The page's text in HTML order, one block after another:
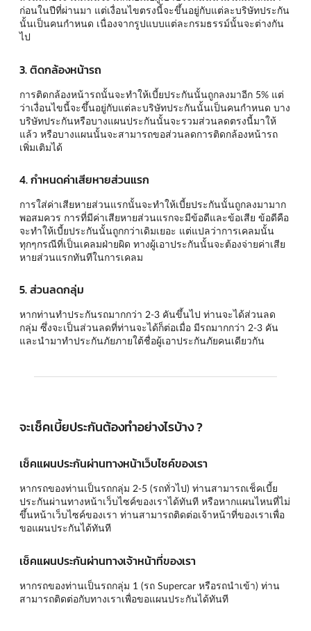
ก่อนในปีที่ผ่านมา แต่เงื่อนไขตรงนี้จะขึ้นอยู่กับแต่ละบริษัทประกัน
นั้นเป็นคนกำหนด เนื่องจากรูปแบบแต่ละกรมธรรม์นั้นจะต่างกัน
ไป
3. ติดกล้องหน้ารถ
การติดกล้องหน้ารถนั้นจะทำให้เบี้ยประกันนั้นถูกลงมาอีก 5% แต่
ว่าเงื่อนไขนี้จะขึ้นอยู่กับแต่ละบริษัทประกันนั้นเป็นคนกำหนด บาง
บริษัทประกันหรือบางแผนประกันนั้นจะรวมส่วนลดตรงนี้มาให้
แล้ว หรือบางแผนนั้นจะสามารถขอส่วนลดการติดกล้องหน้ารถ
เพิ่มเติมได้
4. กำหนดค่าเสียหายส่วนแรก
การใส่ค่าเสียหายส่วนแรกนั้นจะทำให้เบี้ยประกันนั้นถูกลงมามาก
พอสมควร การที่มีค่าเสียหายส่วนแรกจะมีข้อดีและข้อเสีย ข้อดีคือ
จะทำให้เบี้ยประกันนั้นถูกกว่าเดิมเยอะ แต่แปลว่าการเคลมนั้น
ทุกๆกรณีที่เป็นเคลมฝ่ายผิด ทางผู้เอาประกันนั้นจะต้องจ่ายค่าเสีย
หายส่วนแรกทันทีในการเคลม
5. ส่วนลดกลุ่ม
หากท่านทำประกันรถมากกว่า 2-3 คันขึ้นไป ท่านจะได้ส่วนลด
กลุ่ม ซึ่งจะเป็นส่วนลดที่ท่านจะได้ก็ต่อเมื่อ มีรถมากกว่า 2-3 คัน
และนำมาทำประกันภัยภายใต้ชื่อผู้เอาประกันภัยคนเดียวกัน
จะเช็คเบี้ยประกันต้องทำอย่างไรบ้าง ?
เช็คแผนประกันผ่านทางหน้าเว็บไซค์ของเรา
หากรถของท่านเป็นรถกลุ่ม 2-5 (รถทั่วไป) ท่านสามารถเช็คเบี้ย
ประกันผ่านทางหน้าเว็บไซค์ของเราได้ทันที หรือหากแผนไหนที่ไม่
ขึ้นหน้าเว็บไซค์ของเรา ท่านสามารถติดต่อเจ้าหน้าที่ของเราเพื่อ
ขอแผนประกันได้ทันที
เช็คแผนประกันผ่านทางเจ้าหน้าที่ของเรา
หากรถของท่านเป็นรถกลุ่ม 1 (รถ Supercar หรือรถนำเข้า) ท่าน
สามารถติดต่อกับทางเราเพื่อขอแผนประกันได้ทันที